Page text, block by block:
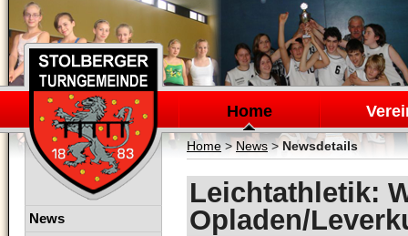
Navigation
überspringen
Home
Home> News>Newsdetails
Leichtathletik:
Opladen/
Navigation
News